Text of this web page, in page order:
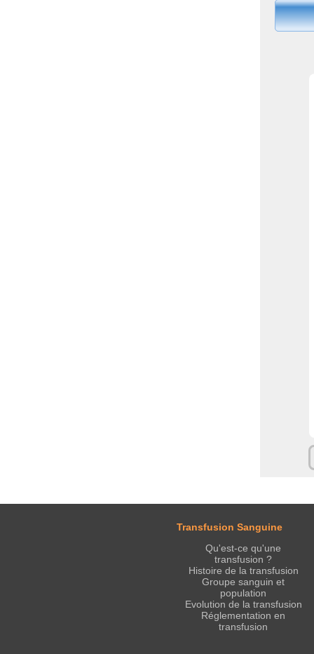
Transfusion Sanguine
Qu'est-ce qu'une
transfusion ?
Histoire de la transfusion
Groupe sanguin et
population
Evolution de la transfusion
Réglementation en
transfusion